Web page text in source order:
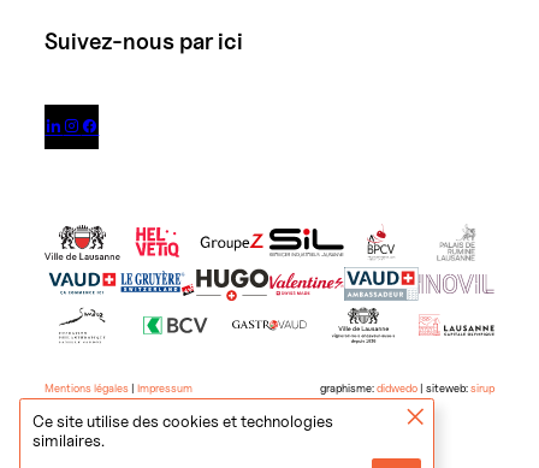
Ce site utilise des cookies et technologies
similaires.
Suivez-nous par ici
  
Mentions légales |Impressum graphisme:didwedo| siteweb:sirup